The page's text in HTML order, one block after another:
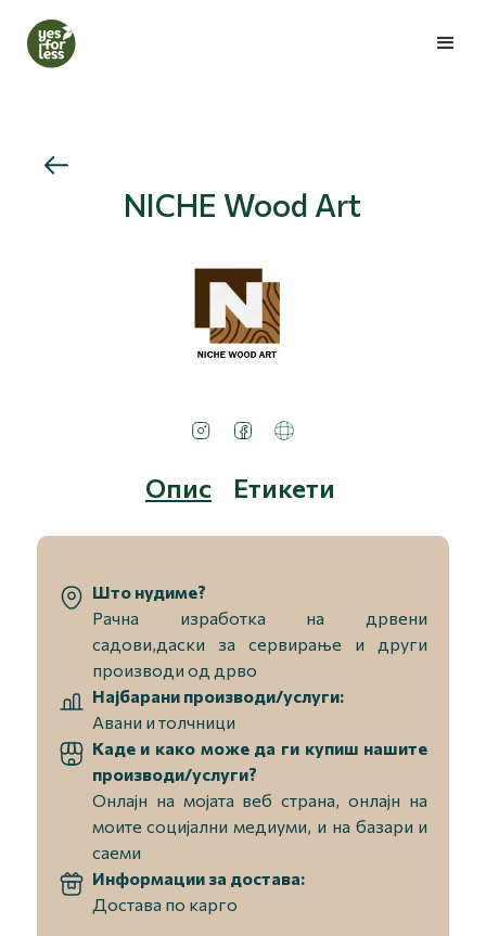
NICHE Wood Art
Опис Етикети
Што нудиме?
Рачна изработка на дрвени
садови,даски за сервирање и други
производи од дрво
Најбарани производи/услуги:
Авани и толчници
Каде и како може да ги купиш нашите
производи/услуги?
Онлајн на мојата веб страна, oнлајн на
моите социјални медиуми, и на базари и
саеми
Информации за достава:
Достава по карго